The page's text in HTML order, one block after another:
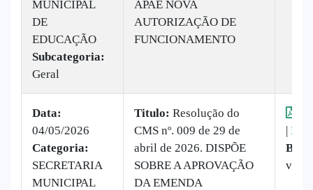
MUNICIPAL
DE
EDUCAÇÃO
Subcategoria:
Geral
APAE NOVA
AUTORIZAÇÃO DE
FUNCIONAMENTO
Data:
04/05/2026
Categoria:
SECRETARIA
MUNICIPAL
Titulo: Resolução do
CMS nº. 009 de 29 de
abril de 2026. DISPÕE
SOBRE A APROVAÇÃO
DA EMENDA
|
vez